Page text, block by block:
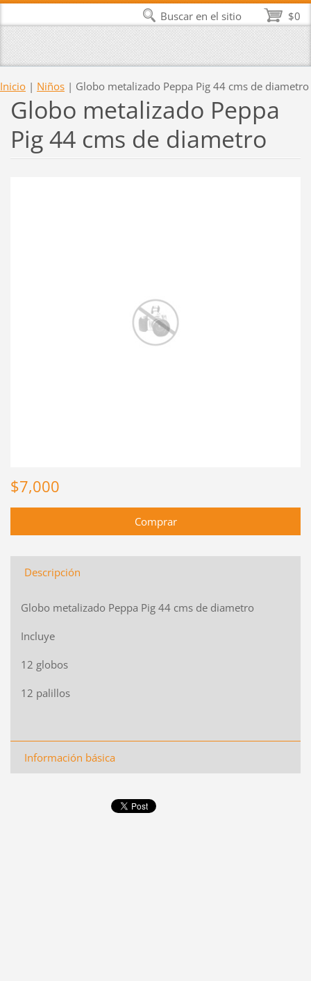
Inicio | Niños | Globo metalizado Peppa Pig 44 cms de diametro
Globo metalizado Peppa
Pig 44 cms de diametro
$7,000
Descripción
Globo metalizado Peppa Pig 44 cms de diametro
Incluye
12 globos
12 palillos
Información básica
$0
Buscar en el sitio